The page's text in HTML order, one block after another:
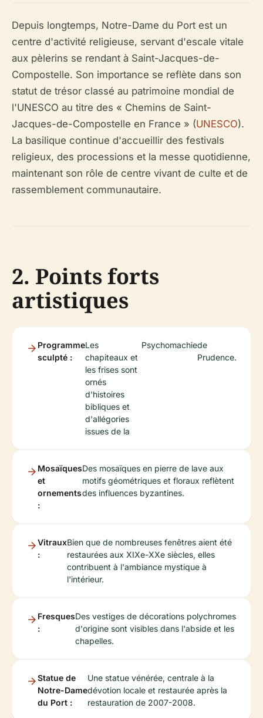
Depuis longtemps, Notre-Dame du Port est un
centre d'activité religieuse, servant d'escale vitale
aux pèlerins se rendant à Saint-Jacques-de-
Compostelle. Son importance se reflète dans son
statut de trésor classé au patrimoine mondial de
l'UNESCO au titre des « Chemins de Saint-
Jacques-de-Compostelle en France » (UNESCO).
La basilique continue d'accueillir des festivals
religieux, des processions et la messe quotidienne,
maintenant son rôle de centre vivant de culte et de
rassemblement communautaire.
2. Points forts
artistiques
Programme
sculpté :
Les
chapiteaux et
les frises sont
ornés
d'histoires
bibliques et
d'allégories
issues de la
Psychomachiede
Prudence.
Mosaïques
et
ornements
:
Des mosaïques en pierre de lave aux
motifs géométriques et floraux reflètent
des influences byzantines.
Vitraux
:
Bien que de nombreuses fenêtres aient été
restaurées aux XIXe-XXe siècles, elles
contribuent à l'ambiance mystique à
l'intérieur.
Fresques
:
Des vestiges de décorations polychromes
d'origine sont visibles dans l'abside et les
chapelles.
Statue de
Notre-Dame
du Port :
Une statue vénérée, centrale à la
dévotion locale et restaurée après la
restauration de 2007-2008.